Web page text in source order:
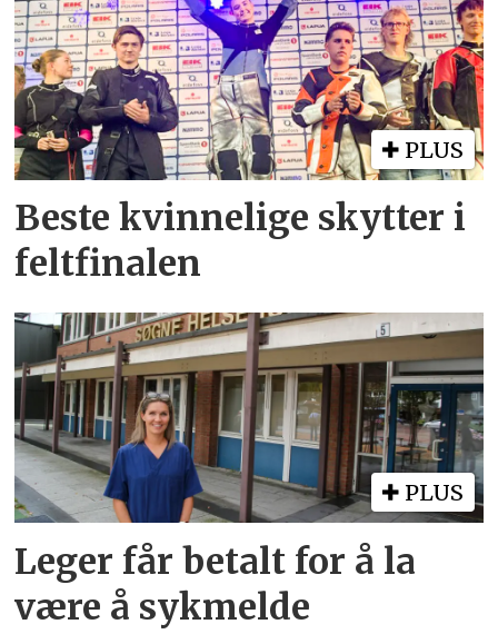
PLUS
Beste kvinnelige skytter i
feltfinalen
PLUS
Leger får betalt for å la
være å sykmelde